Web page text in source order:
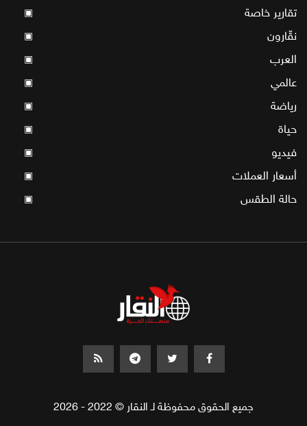
تقارير خاصة ▣
نقّارون ▣
العرب ▣
عالمي ▣
رياضة ▣
حياة ▣
فيديو ▣
أسعار العملات ▣
حالة الطقس ▣
جميع الحقوق محفوظة لـ النقار © 2022 - 2026